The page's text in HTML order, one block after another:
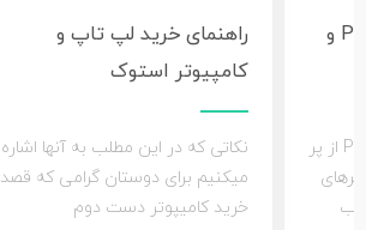
آشنایی کامل با اسلات PCI و
اسلات های PCI و PCI Express از پر
راهنمای خرید لپ تاپ و
کامپیوتر استوک
نکاتی که در این مطلب به آنها اشاره
میکنیم برای دوستان گرامی که قصد
خرید کامیپوتر دست دوم